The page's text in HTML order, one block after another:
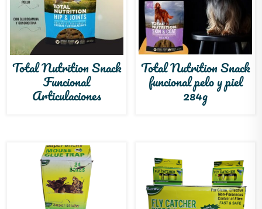
Total Nutrition Snack
Funcional
Articulaciones
Total Nutrition Snack
funcional pelo y piel
284g